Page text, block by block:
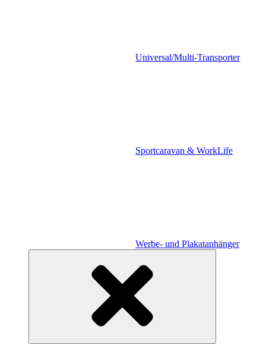
Universal/Multi-Transporter
Sportcaravan & WorkLife
Werbe- und Plakatanhänger